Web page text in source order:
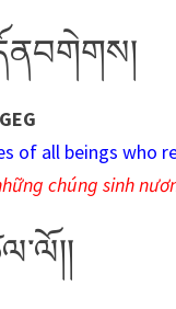
of all beings who
chúng sinh